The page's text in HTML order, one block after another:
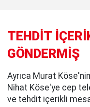
TEHDİT
GÖNDERMİŞ
Ayrıca Murat
Nihat Köse'ye cep
ve tehdit içerikli